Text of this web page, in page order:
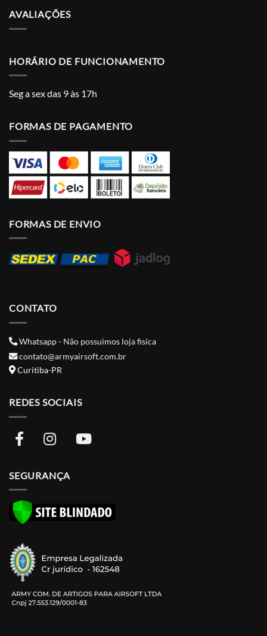
AVALIAÇÕES
HORÁRIO DE FUNCIONAMENTO
Seg a sex das 9 às 17h
FORMAS DE PAGAMENTO
FORMAS DE ENVIO
CONTATO
Whatsapp - Não possuimos loja fisíca
contato@armyairsoft.com.br
Curitiba-PR
REDES SOCIAIS
SEGURANÇA